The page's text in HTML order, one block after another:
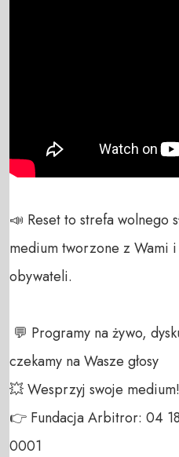
📣 Reset to strefa wolnego
medium tworzone z Wami
obywateli.
czekamy na Wasze głosy
💥 Wesprzyj swoje medium!
👉 Fundacja Arbitror: 04
0001